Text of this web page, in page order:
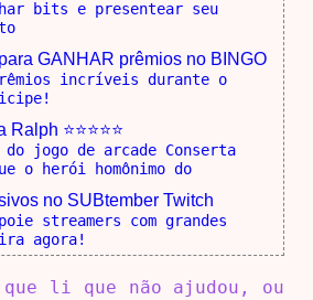
bits e presentear seu
GANHAR prêmios no BINGO
incríveis durante o
⭐⭐⭐⭐⭐
jogo de arcade Conserta
o herói homônimo do
no SUBtember Twitch
streamers com grandes
agora!
que li que não ajudou, ou